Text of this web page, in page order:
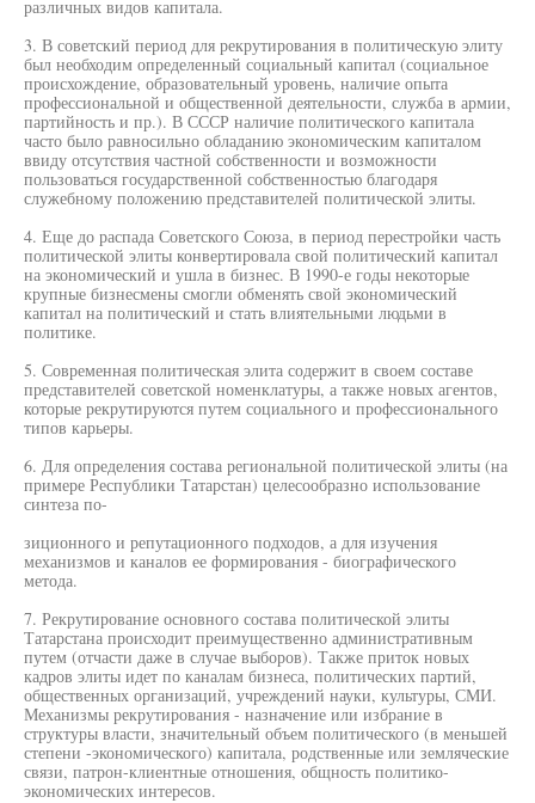
различных видов капитала.
3. В советский период для рекрутирования в политическую элиту
был необходим определенный социальный капитал (социальное
происхождение, образовательный уровень, наличие опыта
профессиональной и общественной деятельности, служба в армии,
партийность и пр.). В СССР наличие политического капитала
часто было равносильно обладанию экономическим капиталом
ввиду отсутствия частной собственности и возможности
пользоваться государственной собственностью благодаря
служебному положению представителей политической элиты.
4. Еще до распада Советского Союза, в период перестройки часть
политической элиты конвертировала свой политический капитал
на экономический и ушла в бизнес. В 1990-е годы некоторые
крупные бизнесмены смогли обменять свой экономический
капитал на политический и стать влиятельными людьми в
политике.
5. Современная политическая элита содержит в своем составе
представителей советской номенклатуры, а также новых агентов,
которые рекрутируются путем социального и профессионального
типов карьеры.
6. Для определения состава региональной политической элиты (на
примере Республики Татарстан) целесообразно использование
синтеза по-
зиционного и репутационного подходов, а для изучения
механизмов и каналов ее формирования - биографического
метода.
7. Рекрутирование основного состава политической элиты
Татарстана происходит преимущественно административным
путем (отчасти даже в случае выборов). Также приток новых
кадров элиты идет по каналам бизнеса, политических партий,
общественных организаций, учреждений науки, культуры, СМИ.
Механизмы рекрутирования - назначение или избрание в
структуры власти, значительный объем политического (в меньшей
степени -экономического) капитала, родственные или земляческие
связи, патрон-клиентные отношения, общность политико-
экономических интересов.